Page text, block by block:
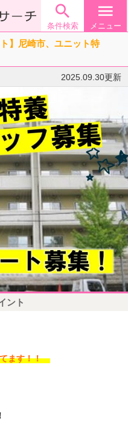

条件検索
menu
メニュー
】尼崎市、ユニット特
2025.09.30更新
ント
てます！！